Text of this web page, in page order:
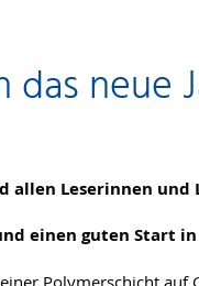
neue
allen Leserinnen und
einen guten Start in
Polymerschicht auf